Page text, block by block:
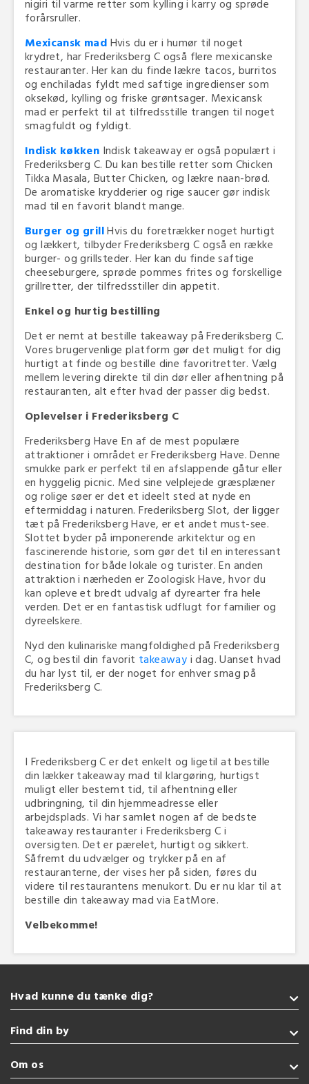
nigiri til varme retter som kylling i karry og sprøde
forårsruller.
Mexicansk mad Hvis du er i humør til noget
krydret, har Frederiksberg C også flere mexicanske
restauranter. Her kan du finde lækre tacos, burritos
og enchiladas fyldt med saftige ingredienser som
oksekød, kylling og friske grøntsager. Mexicansk
mad er perfekt til at tilfredsstille trangen til noget
smagfuldt og fyldigt.
Indisk køkken Indisk takeaway er også populært i
Frederiksberg C. Du kan bestille retter som Chicken
Tikka Masala, Butter Chicken, og lækre naan-brød.
De aromatiske krydderier og rige saucer gør indisk
mad til en favorit blandt mange.
Burger og grillHvis du foretrækker noget hurtigt
og lækkert, tilbyder Frederiksberg C også en række
burger- og grillsteder. Her kan du finde saftige
cheeseburgere, sprøde pommes frites og forskellige
grillretter, der tilfredsstiller din appetit.
Enkel og hurtig bestilling
Det er nemt at bestille takeaway på Frederiksberg C.
Vores brugervenlige platform gør det muligt for dig
hurtigt at finde og bestille dine favoritretter. Vælg
mellem levering direkte til din dør eller afhentning på
restauranten, alt efter hvad der passer dig bedst.
Oplevelser i Frederiksberg C
Frederiksberg Have En af de mest populære
attraktioner i området er Frederiksberg Have. Denne
smukke park er perfekt til en afslappende gåtur eller
en hyggelig picnic. Med sine velplejede græsplæner
og rolige søer er det et ideelt sted at nyde en
eftermiddag i naturen. Frederiksberg Slot, der ligger
tæt på Frederiksberg Have, er et andet must-see.
Slottet byder på imponerende arkitektur og en
fascinerende historie, som gør det til en interessant
destination for både lokale og turister. En anden
attraktion i nærheden er Zoologisk Have, hvor du
kan opleve et bredt udvalg af dyrearter fra hele
verden. Det er en fantastisk udflugt for familier og
dyreelskere.
Nyd den kulinariske mangfoldighed på Frederiksberg
C, og bestil din favorit takeaway i dag. Uanset hvad
du har lyst til, er der noget for enhver smag på
Frederiksberg C.
I Frederiksberg C er det enkelt og ligetil at bestille
din lækker takeaway mad til klargøring, hurtigst
muligt eller bestemt tid, til afhentning eller
udbringning, til din hjemmeadresse eller
arbejdsplads. Vi har samlet nogen af de bedste
takeaway restauranter i Frederiksberg C i
oversigten. Det er pærelet, hurtigt og sikkert.
Såfremt du udvælger og trykker på en af
restauranterne, der vises her på siden, føres du
videre til restaurantens menukort. Du er nu klar til at
bestille din takeaway mad via EatMore.
Velbekomme!
Hvad kunne du tænke dig?
Takeaway
Pizza
Sushi
Find din by
Sønderborg
Kolding
Om os